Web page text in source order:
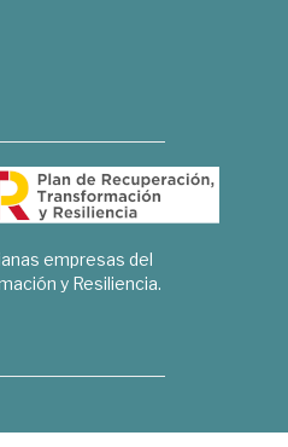
empresas del
y Resiliencia.